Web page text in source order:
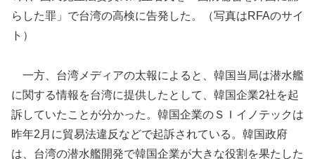
らした罪」で台湾の高検に告発した。（写真はRFAのサイ
ト）
一方、台湾メディアの太報によると、韓国当局は潜水艦
に関する情報を台湾に提供したとして、韓国企業2社を起
訴していたことが分かった。韓国企業のＳＩイノテックは
昨年2月に貿易法違反などで起訴されている。韓国政府
は、台湾の潜水艦開発で韓国企業が大きな役割を果たした